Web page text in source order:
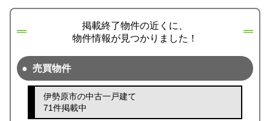
掲載終了物件の近くに、
物件情報が見つかりました！
売買物件
伊勢原市の中古一戸建て
71件掲載中